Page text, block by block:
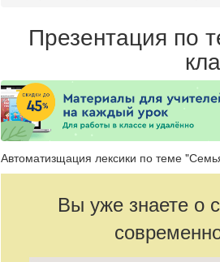
Презентация по
Автоматизщация лексики по теме
Вы уже знаете о